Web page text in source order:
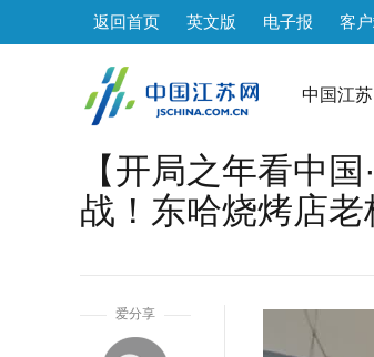
返回首页 英文版 电子报 客
中国江苏
【开局之年看中
战！东哈烧烤店老
爱分享